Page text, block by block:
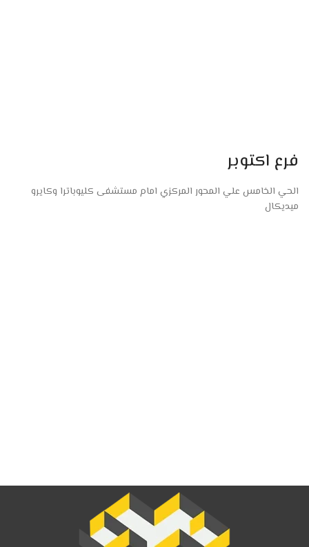
فرع اكتوبر
الحي الخامس علي المحور المركزي امام مستشفى كليوباترا وكايرو
ميديكال